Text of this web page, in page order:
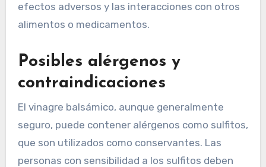
efectos adversos y las interacciones con otros
alimentos o medicamentos.
Posibles alérgenos y
contraindicaciones
El vinagre balsámico, aunque generalmente
seguro, puede contener alérgenos como sulfitos,
que son utilizados como conservantes. Las
personas con sensibilidad a los sulfitos deben